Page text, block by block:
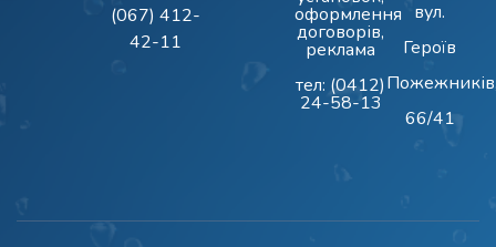
(067) 412-
42-11
оформлення
договорів,
реклама
тел: (0412)
24-58-13
вул.
Героїв
66/41